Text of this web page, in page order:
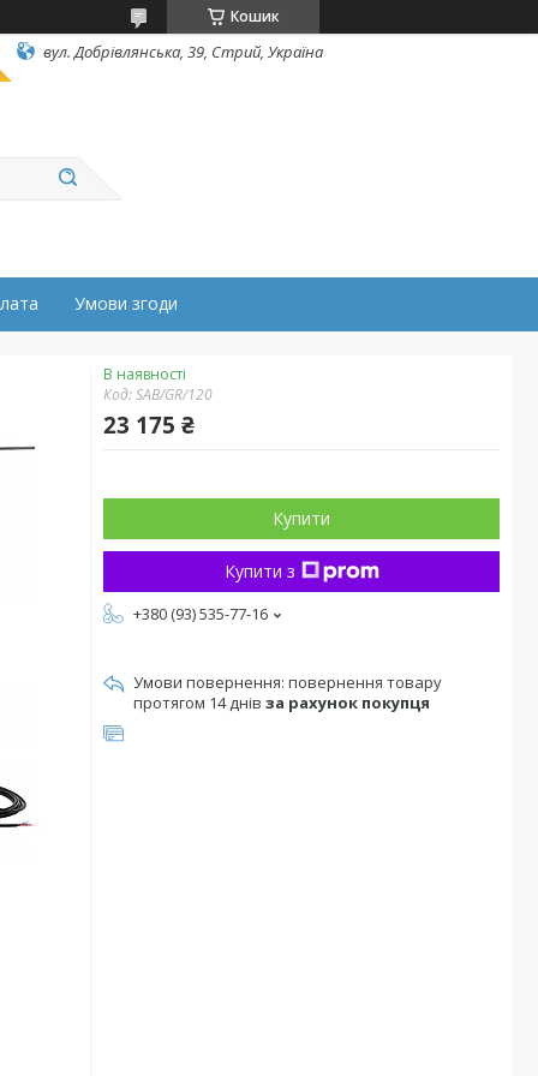
Кошик
вул. Добрівлянська, 39, Стрий, Україна
Умови згоди
В наявності
Код:SAB/GR/120
23 175 ₴
Купити
Купити з
+380 (93) 535-77-16
повернення товару
протягом 14 днів за рахунок покупця